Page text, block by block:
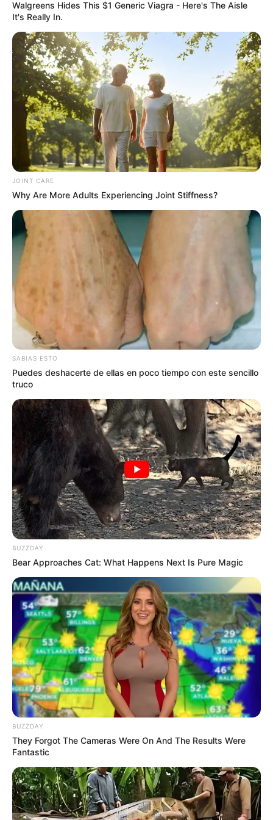
escenario de muerte.
Walgreens Hides This $1 Generic Viagra - Here's The Aisle
It's Really In.
JOINT CARE
Why Are More Adults Experiencing Joint Stiffness?
SABIAS ESTO
Puedes deshacerte de ellas en poco tiempo con este sencillo
truco
BUZZDAY
Bear Approaches Cat: What Happens Next Is Pure Magic
BUZZDAY
They Forgot The Cameras Were On And The Results Were
Fantastic